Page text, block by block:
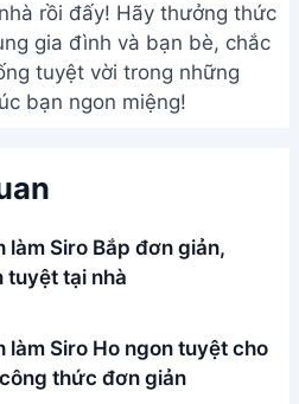
rồi đấy! Hãy thưởng thức
gia đình và bạn bè, chắc
tuyệt vời trong những
bạn ngon miệng!
làm Siro Bắp đơn giản,
tuyệt tại nhà
làm Siro Ho ngon tuyệt cho
thức đơn giản